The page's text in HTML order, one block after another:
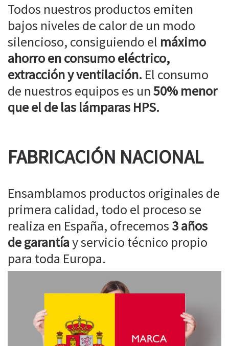
Todos nuestros productos emiten
bajos niveles de calor de un modo
silencioso, consiguiendo el máximo
ahorro en consumo eléctrico,
extracción y ventilación. El consumo
de nuestros equipos es un50% menor
que el de las lámparas HPS.
FABRICACIÓN NACIONAL
Ensamblamos productos originales de
primera calidad, todo el proceso se
realiza en España, ofrecemos 3 años
de garantíay servicio técnico propio
para toda Europa.